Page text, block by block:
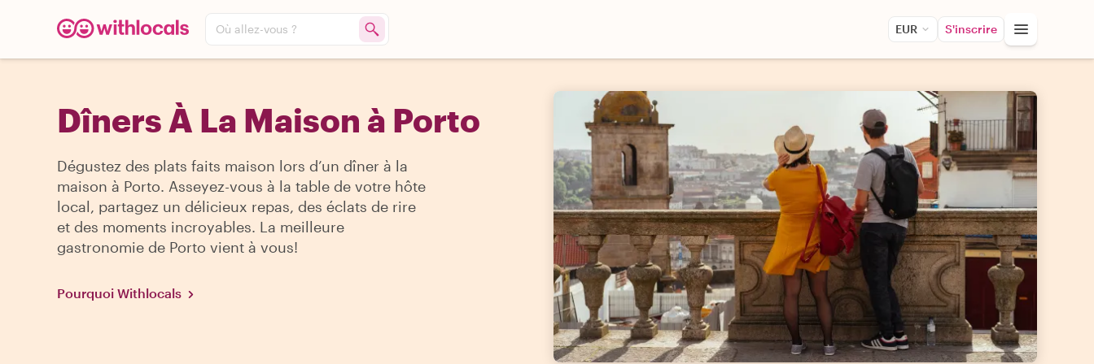
Où allez-vous ? EUR S'inscrire
Dîners À La Maison à Porto
Dégustez des plats faits maison lors d’un dîner à la
maison à Porto. Asseyez-vous à la table de votre hôte
local, partagez un délicieux repas, des éclats de rire
et des moments incroyables. La meilleure
gastronomie de Porto vient à vous!
Pourquoi Withlocals